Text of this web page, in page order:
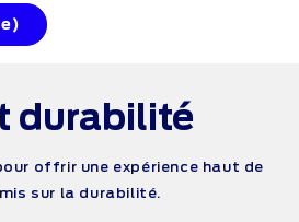
durabilité
offrir une expérience haut de
sur la durabilité.